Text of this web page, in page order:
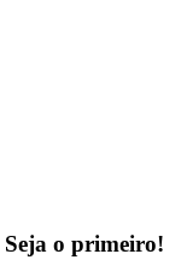
o primeiro!